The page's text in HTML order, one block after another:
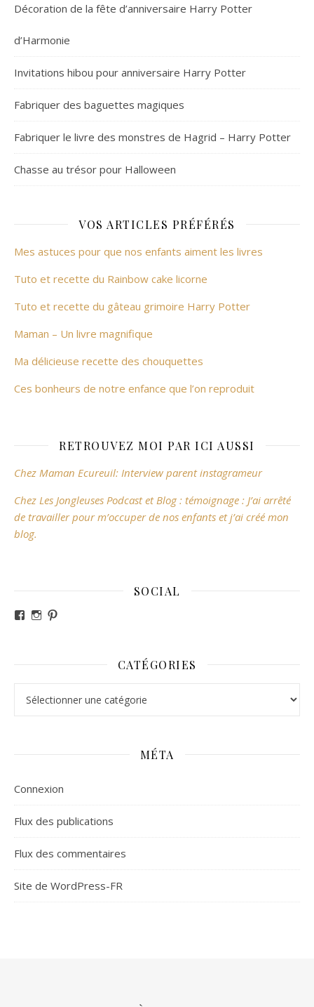
Décoration de la fête d’anniversaire Harry Potter
d’Harmonie
Invitations hibou pour anniversaire Harry Potter
Fabriquer des baguettes magiques
Fabriquer le livre des monstres de Hagrid – Harry Potter
Chasse au trésor pour Halloween
VOS ARTICLES PRÉFÉRÉS
Mes astuces pour que nos enfants aiment les livres
Tuto et recette du Rainbow cake licorne
Tuto et recette du gâteau grimoire Harry Potter
Maman – Un livre magnifique
Ma délicieuse recette des chouquettes
Ces bonheurs de notre enfance que l’on reproduit
RETROUVEZ MOI PAR ICI AUSSI
Chez Maman Ecureuil: Interview parent instagrameur
Chez Les Jongleuses Podcast et Blog : témoignage : J’ai arrêté
de travailler pour m’occuper de nos enfants et j’ai créé mon
blog.
SOCIAL
Voir le profil de revesdefripouilles sur Facebook
Voir le profil de claire_revesdefripouilles sur
CATÉGORIES
MÉTA
Connexion
Flux des publications
Flux des commentaires
Site de WordPress-FR